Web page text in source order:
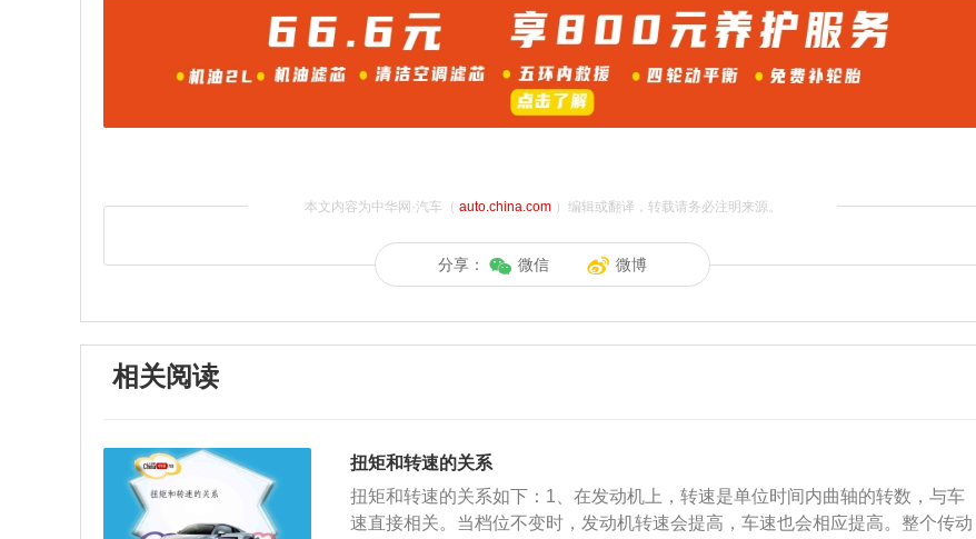
本文内容为中华网·汽车（ auto.china.com）编辑或翻译，转载请务必注明来源。
分享： 微信 微博
相关阅读
扭矩和转速的关系
扭矩和转速的关系如下：1、在发动机上，转速是单位时间内曲轴的转数，与车
速直接相关。当档位不变时，发动机转速会提高，车速也会相应提高。整个传动